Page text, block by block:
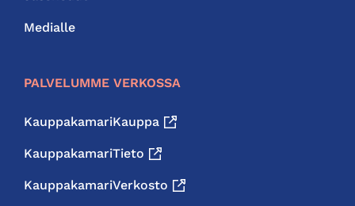
Medialle
PALVELUMME VERKOSSA
KauppakamariKauppa
KauppakamariTieto
KauppakamariVerkosto